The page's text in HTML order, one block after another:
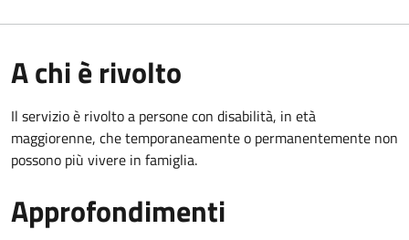
A chi è rivolto
Il servizio è rivolto a persone con disabilità, in età
maggiorenne, che temporaneamente o permanentemente non
possono più vivere in famiglia.
Approfondimenti